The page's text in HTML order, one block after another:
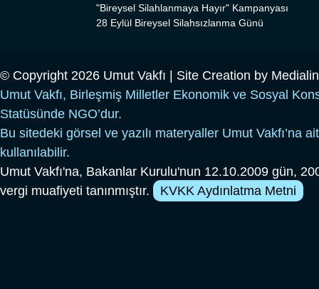
"Bireysel Silahlanmaya Hayır" Kampanyası
28 Eylül Bireysel Silahsızlanma Günü
© Copyright 2026 Umut Vakfı | Site Creation by
Umut Vakfı, Birleşmiş Milletler Ekonomik ve Sosyal
Statüsünde NGO’dur.
Bu sitedeki görsel ve yazılı materyaller Umut Vakfı’na
kullanılabilir.
Umut Vakfı'na, Bakanlar Kurulu'nun 12.10.2009 gün,
vergi muafiyeti tanınmıştır.
KVKK Aydınlatma Metni